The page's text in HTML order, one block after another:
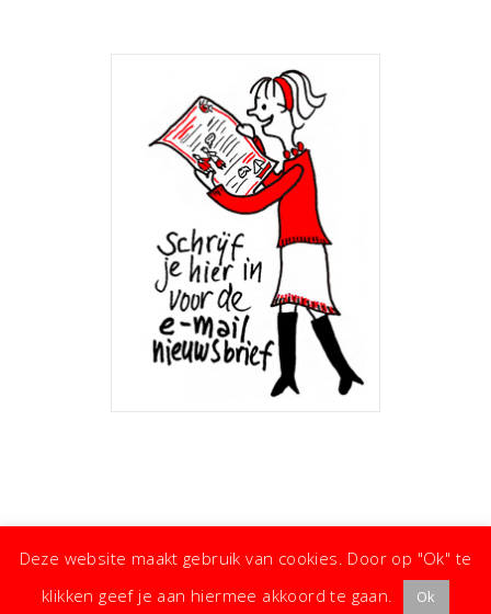
Deze website maakt gebruik van cookies. Door op "Ok" te
klikken geef je aan hiermee akkoord te gaan.
Ok